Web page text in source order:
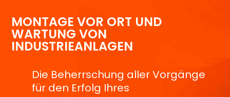
MONTAGE VOR ORT UND
WARTUNG VON
INDUSTRIEANLAGEN
Die Beherrschung aller Vorgänge
für den Erfolg Ihres